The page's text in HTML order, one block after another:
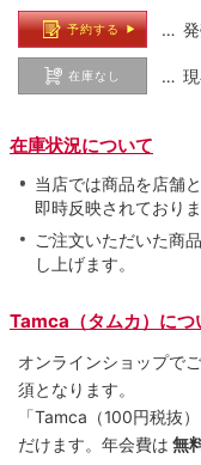
予約する … 発
在庫なし … 現
在庫状況について
当店では商品を店舗
即時反映されておりま
ご注文いただいた商
し上げます。
Tamca（タムカ）につ
オンラインショップで
須となります。
「Tamca （100円税抜）
だけます。 年会費は 無